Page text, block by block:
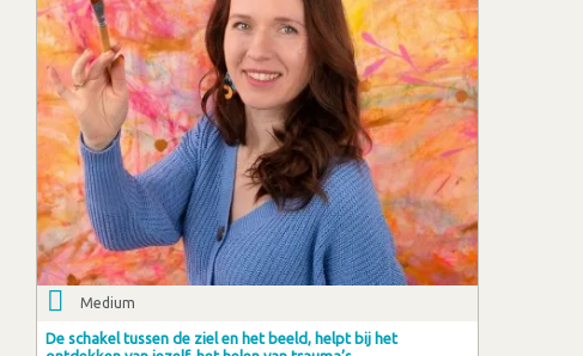
Medium
De schakel tussen de ziel en het beeld, helpt bij het